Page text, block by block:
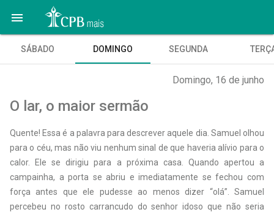

SÁBADO DOMINGO SEGUNDA
Domingo, 16 de junho
O lar, o maior sermão
Quente! Essa é a palavra para descrever aquele dia. Samuel olhou
para o céu, mas não viu nenhum sinal de que haveria alívio para o
calor. Ele se dirigiu para a próxima casa. Quando apertou a
campainha, a porta se abriu e imediatamente se fechou com
força antes que ele pudesse ao menos dizer “olá”. Samuel
percebeu no rosto carrancudo do senhor idoso que não seria